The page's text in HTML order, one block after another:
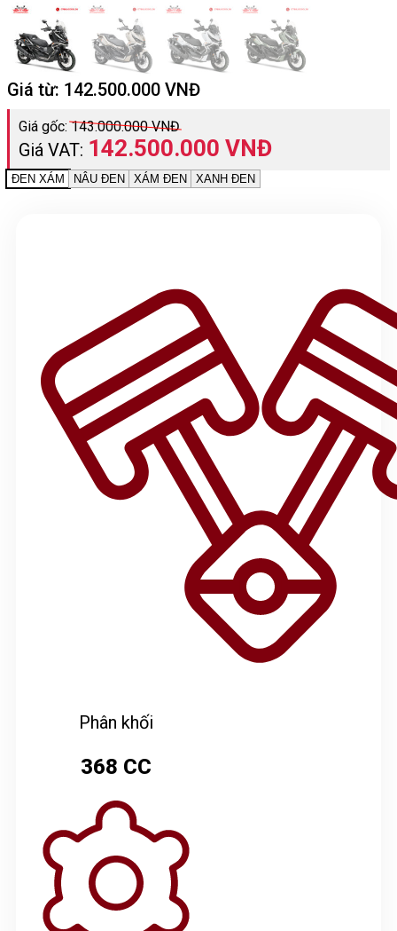
Giá từ: 142.500.000 VNĐ
Giá gốc:143.000.000 VNĐ
Giá VAT: 142.500.000 VNĐ
ĐEN XÁM NÂU ĐEN XÁM ĐEN XANH ĐEN
Phân khối
368 CC